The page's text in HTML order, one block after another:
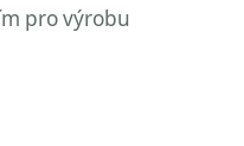
pro výrobu